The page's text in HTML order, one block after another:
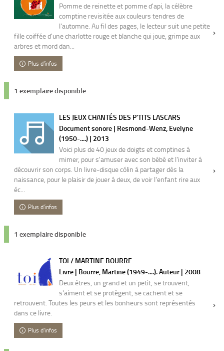
Pomme de reinette et pomme d'api, la célèbre
comptine revisitée aux couleurs tendres de
l'automne. Au fil des pages, le lecteur suit une petite
fille coiffée d'une charlotte rouge et blanche qui joue, grimpe aux
arbres et mord dan...
Plus d'infos
1 exemplaire disponible
LES JEUX CHANTÉS DES P'TITS LASCARS
Document sonore | Resmond-Wenz, Evelyne
(1950-....) | 2013
Voici plus de 40 jeux de doigts et comptines á
mimer, pour s'amuser avec son bébé et l'inviter á
découvrir son corps. Un livre-disque cólin á partager dès la
naissance, pour le plaisir de jouer á deux, de voir l'enfant rire aux
éc...
Plus d'infos
1 exemplaire disponible
TOI / MARTINE BOURRE
Livre | Bourre, Martine (1949-....). Auteur | 2008
Deux êtres, un grand et un petit, se trouvent,
s'aiment et se protègent, se cachent et se
retrouvent. Toutes les peurs et les bonheurs sont représentés
dans ce livre.
Plus d'infos